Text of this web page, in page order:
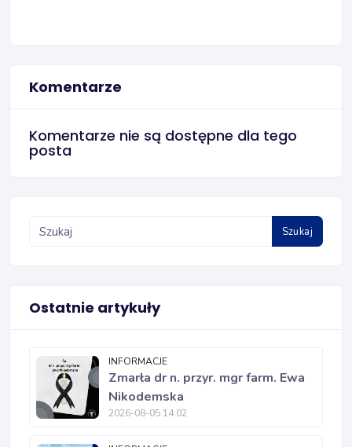
Komentarze
Komentarze nie są dostępne dla tego
posta
Szukaj
Ostatnie artykuły
INFORMACJE
Zmarła dr n. przyr. mgr farm. Ewa
Nikodemska
2026-08-05 14:02